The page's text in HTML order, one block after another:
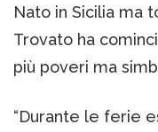
Nato in Sicilia ma
Trovato ha
più poveri ma
“Durante le ferie